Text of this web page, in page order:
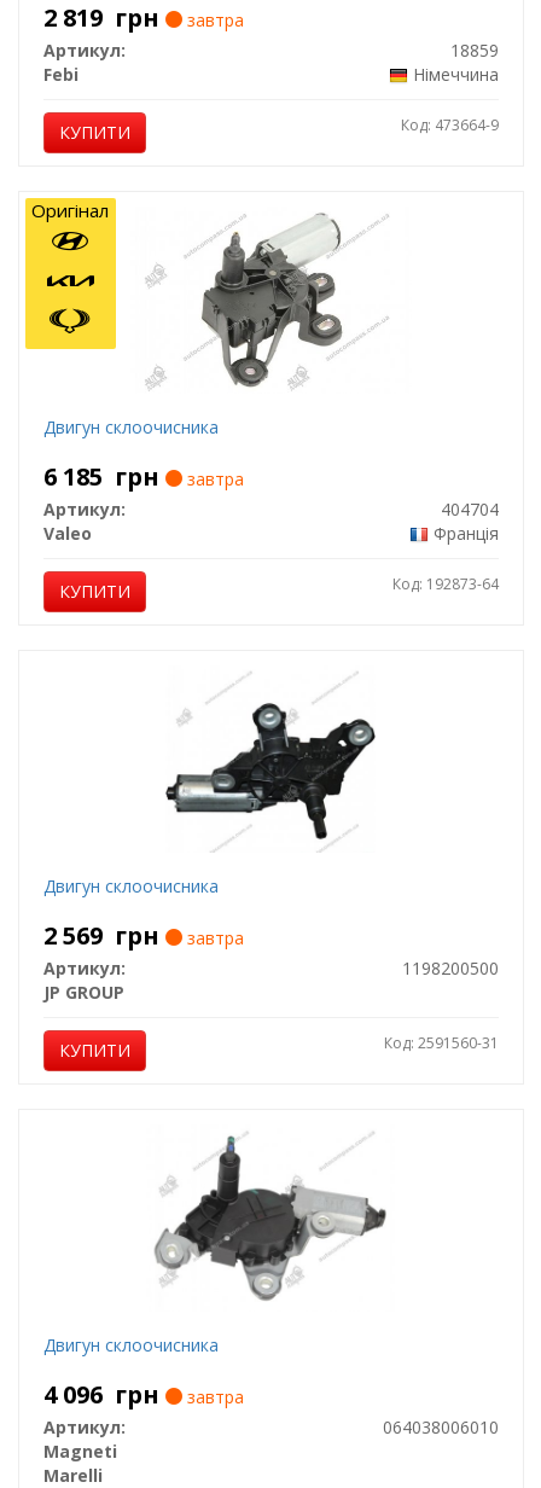
2 819 грн
завтра
Артикул:
18859
Febi
Німеччина
КУПИТИ Код: 473664-9
Двигун склоочисника
6 185 грн
завтра
Артикул:
404704
Valeo
Франція
КУПИТИ Код: 192873-64
Оригінал
Двигун склоочисника
2 569 грн
завтра
Артикул:
1198200500
JP GROUP
КУПИТИ Код: 2591560-31
Двигун склоочисника
4 096 грн
завтра
Артикул:
064038006010
Magneti
Marelli